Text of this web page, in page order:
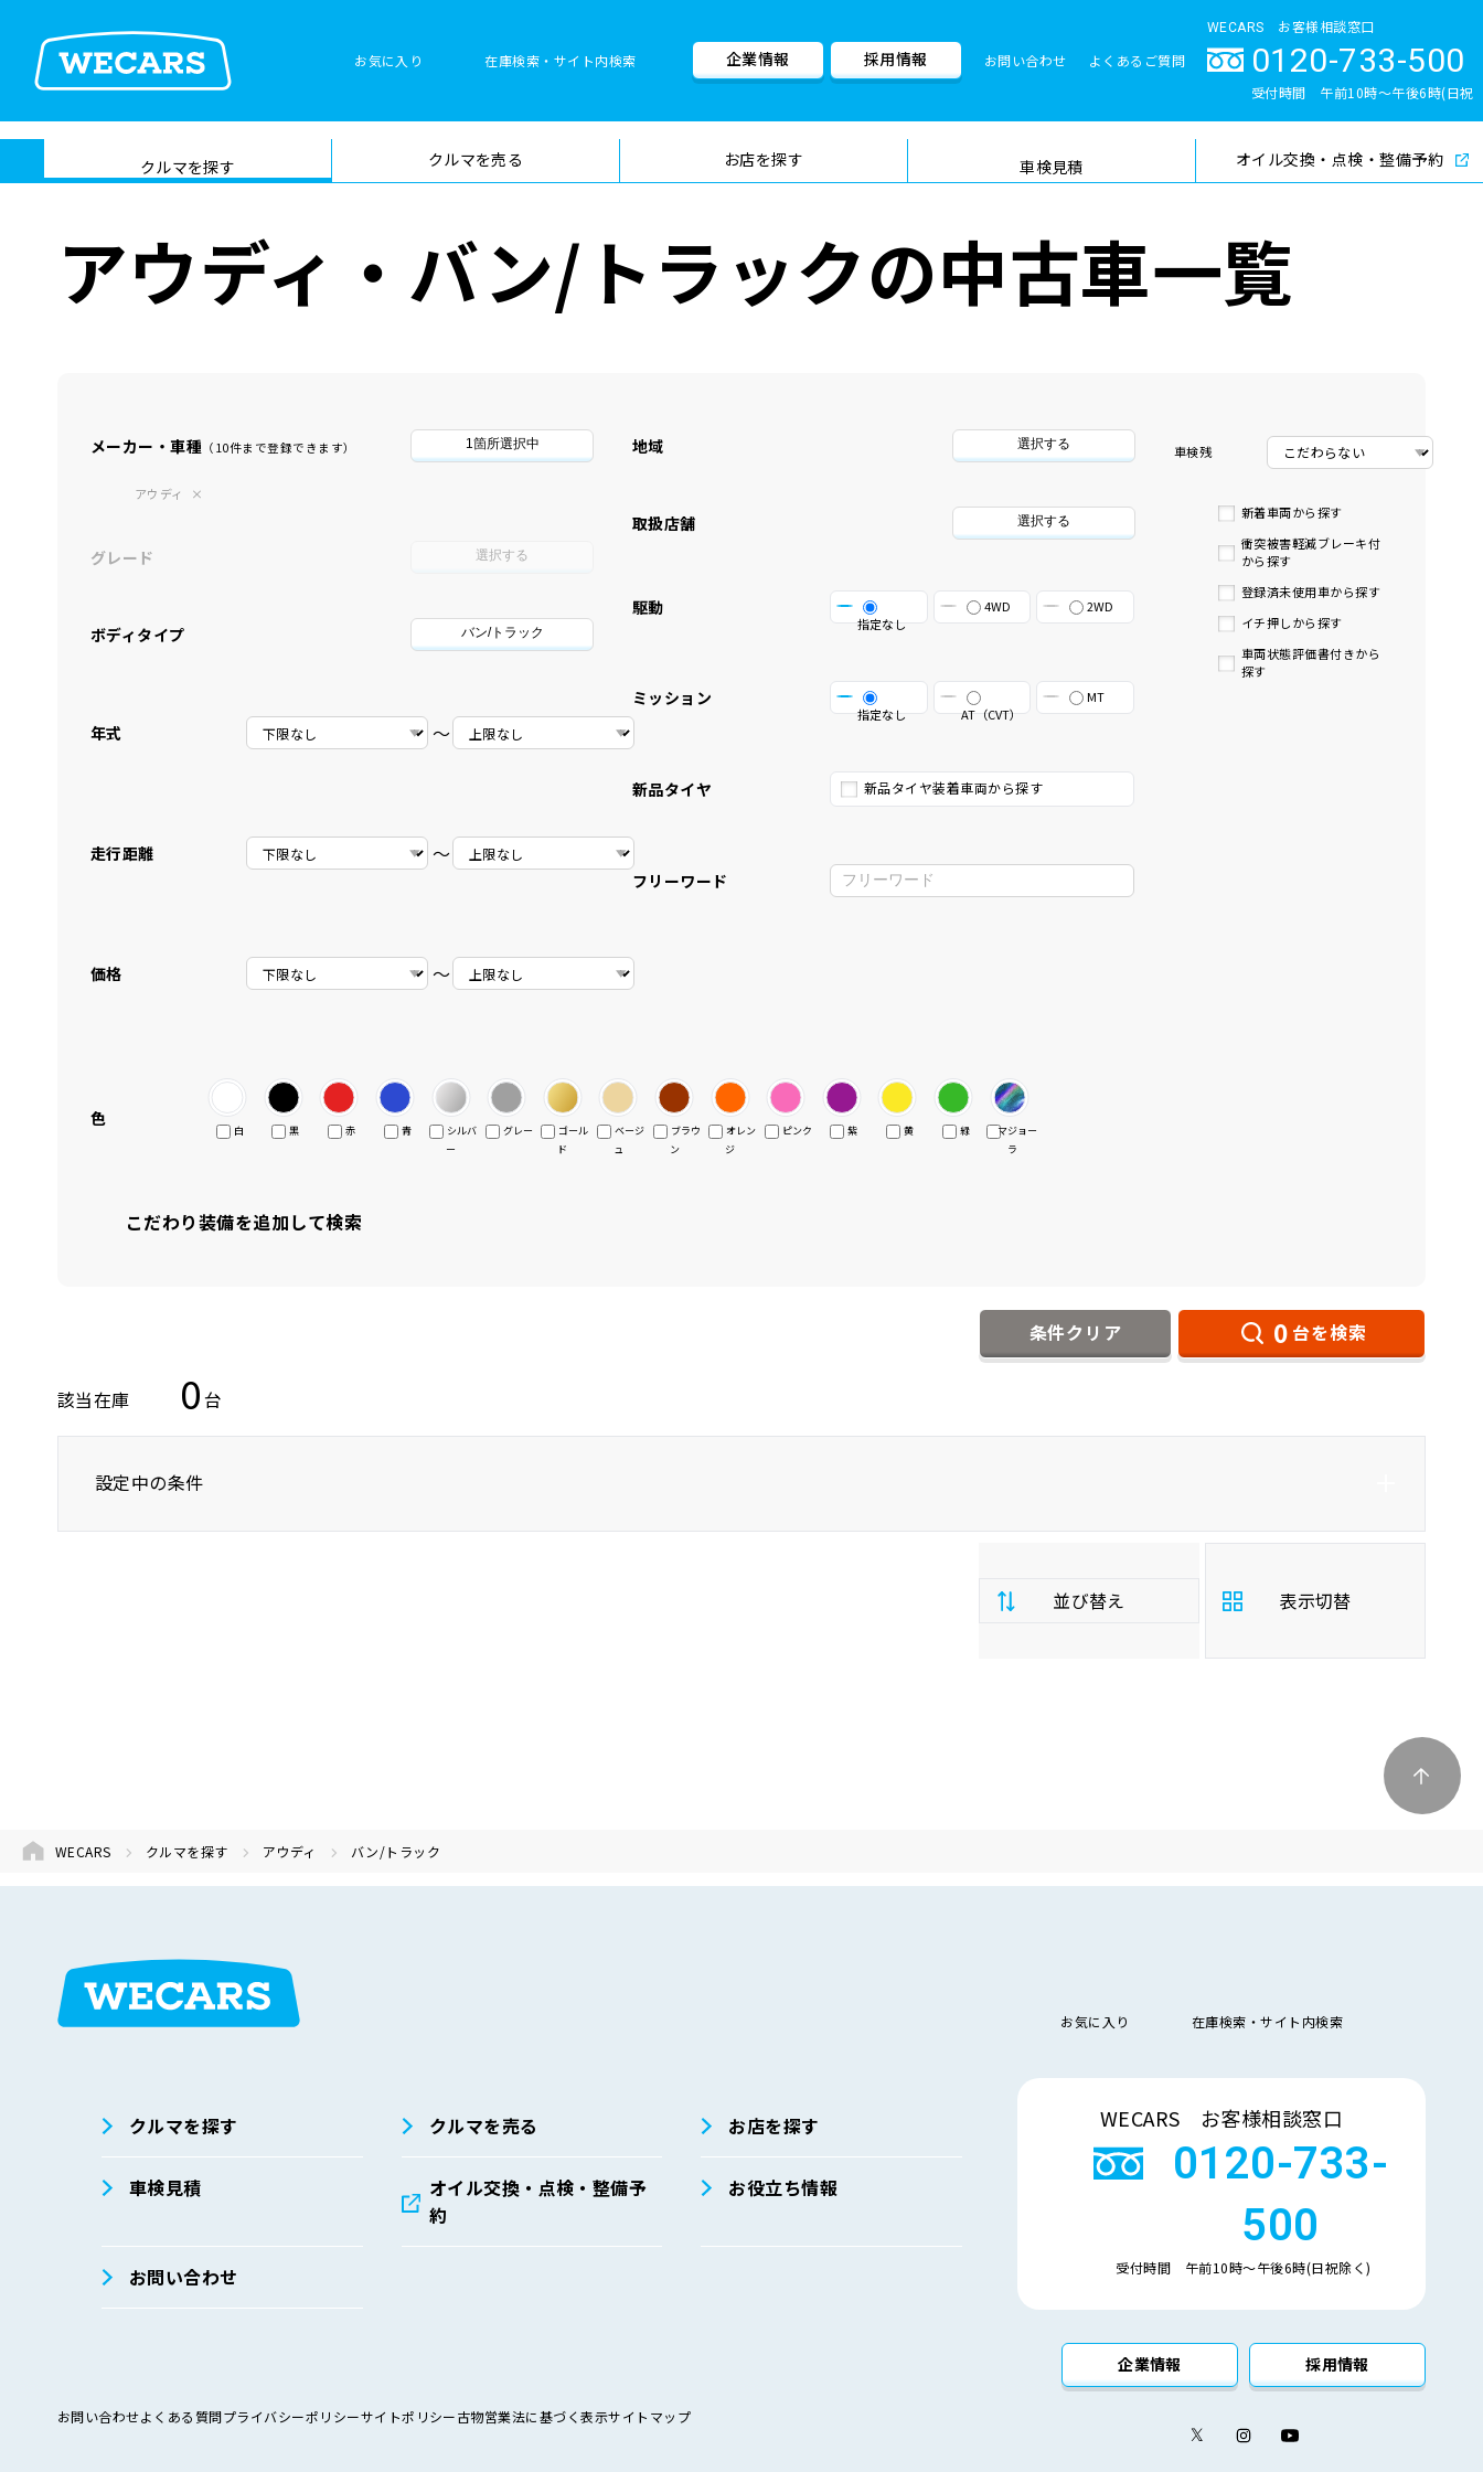
お気に入り 在庫検索・サイト内検索
在庫検索
サイト内検
索
検索
企業情報 採用情報 お問い合わせ よくあるご質問
WECARS お客様相談窓口
0120-733-500
受付時間 午前10時〜午後6時(日祝
クルマを探す クルマを売る お店を探す 車検見積
車検料金・メニュー 品質管理とサポート体制
オイル交換・点検・整備予約
アウディ・バン/トラックの中古車一覧
メーカー・車種 （10件まで登録できます） 1箇所選択中
アウディ
グレード 選択する
ボディタイプ バン/トラック
年式 〜
走行距離 〜
価格 〜
地域 選択する
取扱店舗 選択する
駆動
指定なし
4WD 2WD
ミッション
指定なし AT（CVT）
MT
新品タイヤ 新品タイヤ装着車両から探す
フリーワード
車検残
新着車両から探す
衝突被害軽減ブレーキ付
から探す
登録済未使用車から探す
イチ押しから探す
車両状態評価書付きから
探す
色
白 黒 赤 青
シルバ
ー
グレー
ゴール
ド
ベージ
ュ
ブラウ
ン
オレン
ジ
ピンク 紫 黄 緑
マジョー
ラ
こだわり装備を追加して検索
条件クリア 0 台を検索
該当在庫 0台
設定中の条件
並び替え
高い順
走
気
大きい順
検
残
多い順
表示切替
WECARS クルマを探す アウディ バン/トラック
お気に入り 在庫検索・サイト内検索
クルマを探す クルマを売る お店を探す
車検見積
オイル交換・点検・整備予
約
お役立ち情報
お問い合わせ
お問い合わせよくある質問プライバシーポリシーサイトポリシー古物営業法に基づく表示サイトマップ
WECARS お客様相談窓口
0120-733-
500
受付時間 午前10時〜午後6時(日祝除く)
企業情報 採用情報